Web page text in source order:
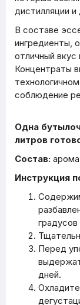
дистилляции
В составе
ингредиенты,
отличный вкус
Концентраты
соблюдение
Одна
литров
Состав:
Инструкция
градусов
Перед
дней.